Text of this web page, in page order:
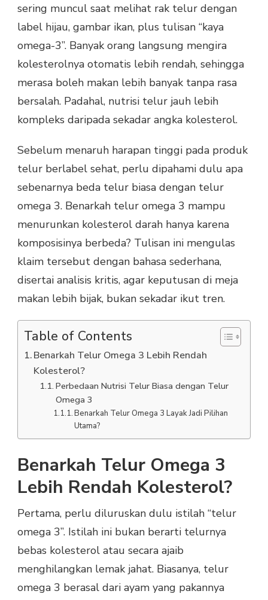
sering muncul saat melihat rak telur dengan
label hijau, gambar ikan, plus tulisan “kaya
omega-3”. Banyak orang langsung mengira
kolesterolnya otomatis lebih rendah, sehingga
merasa boleh makan lebih banyak tanpa rasa
bersalah. Padahal, nutrisi telur jauh lebih
kompleks daripada sekadar angka kolesterol.
Sebelum menaruh harapan tinggi pada produk
telur berlabel sehat, perlu dipahami dulu apa
sebenarnya beda telur biasa dengan telur
omega 3. Benarkah telur omega 3 mampu
menurunkan kolesterol darah hanya karena
komposisinya berbeda? Tulisan ini mengulas
klaim tersebut dengan bahasa sederhana,
disertai analisis kritis, agar keputusan di meja
makan lebih bijak, bukan sekadar ikut tren.
Table of Contents
Benarkah Telur Omega 3 Lebih Rendah
Kolesterol?
Perbedaan Nutrisi Telur Biasa dengan Telur
Omega 3
Benarkah Telur Omega 3 Layak Jadi Pilihan
Utama?
Benarkah Telur Omega 3
Lebih Rendah Kolesterol?
Pertama, perlu diluruskan dulu istilah “telur
omega 3”. Istilah ini bukan berarti telurnya
bebas kolesterol atau secara ajaib
menghilangkan lemak jahat. Biasanya, telur
omega 3 berasal dari ayam yang pakannya